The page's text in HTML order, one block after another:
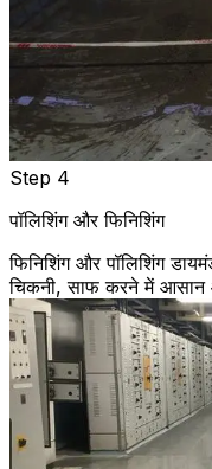
Step 4
पॉलिशिंग और फिनिशिंग
फिनिशिंग और पॉलिशिंग
चिकनी, साफ करने में आसान